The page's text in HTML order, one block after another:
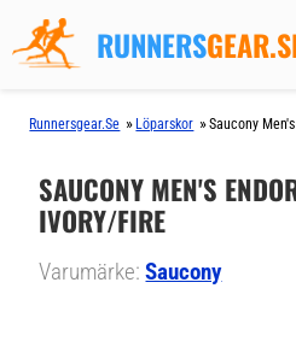
RUNNERS
Runnersgear.se » Löparskor »Saucony
SAUCONY MEN'S
IVORY/FIRE
Varumärke:Saucony